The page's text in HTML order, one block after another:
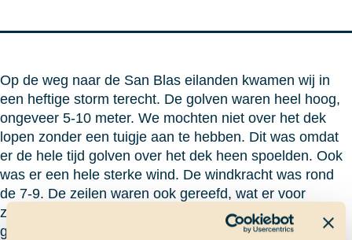
Op de weg naar de San Blas eilanden kwamen wij in
een heftige storm terecht. De golven waren heel hoog,
ongeveer 5-10 meter. We mochten niet over het dek
lopen zonder een tuigje aan te hebben. Dit was omdat
er de hele tijd golven over het dek heen spoelden. Ook
was er een hele sterke wind. De windkracht was rond
de 7-9. De zeilen waren ook gereefd, wat er voor
zorgde dat er minder oppervlakte is en we minder hard
gaan. In een van de nachtwachten zaten we op een